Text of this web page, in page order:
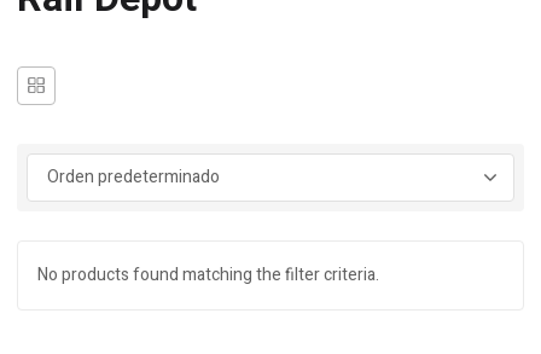
No products found matching the filter criteria.